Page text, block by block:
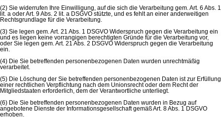
(2) Sie widerrufen Ihre Einwilligung, auf die sich die Verarbeitung gem. Art. 6 Abs. 1
lit. a oder Art. 9 Abs. 2 lit. a DSGVO stützte, und es fehlt an einer anderweitigen
Rechtsgrundlage für die Verarbeitung.
(3) Sie legen gem. Art. 21 Abs. 1 DSGVO Widerspruch gegen die Verarbeitung ein
und es liegen keine vorrangigen berechtigten Gründe für die Verarbeitung vor,
oder Sie legen gem. Art. 21 Abs. 2 DSGVO Widerspruch gegen die Verarbeitung
ein.
(4) Die Sie betreffenden personenbezogenen Daten wurden unrechtmäßig
verarbeitet.
(5) Die Löschung der Sie betreffenden personenbezogenen Daten ist zur Erfüllung
einer rechtlichen Verpflichtung nach dem Unionsrecht oder dem Recht der
Mitgliedstaaten erforderlich, dem der Verantwortliche unterliegt.
(6) Die Sie betreffenden personenbezogenen Daten wurden in Bezug auf
angebotene Dienste der Informationsgesellschaft gemäß Art. 8 Abs. 1 DSGVO
erhoben.